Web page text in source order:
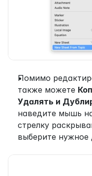
Помимо
также можете
Удалять и
наведите мышь
стрелку
выберите нужное